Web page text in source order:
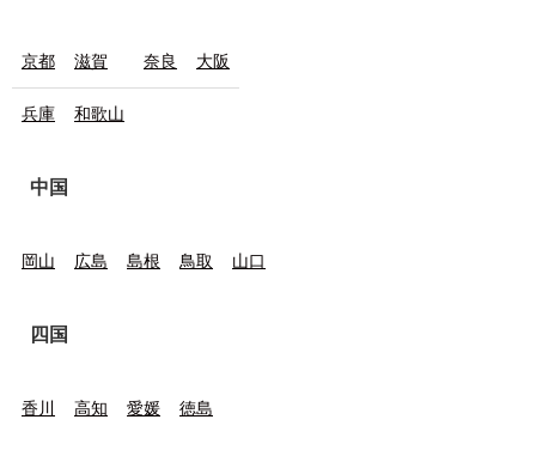
京都 滋賀 奈良 大阪
兵庫 和歌山
中国
岡山 広島 島根 鳥取 山口
四国
香川 高知 愛媛 徳島